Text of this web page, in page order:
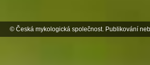
© Česká mykologická společnost. Publikování